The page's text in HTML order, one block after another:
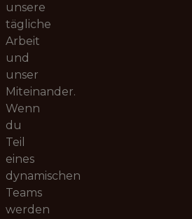
unsere
tägliche
Arbeit
und
unser
Miteinander.
Wenn
du
Teil
eines
dynamischen
Teams
werden